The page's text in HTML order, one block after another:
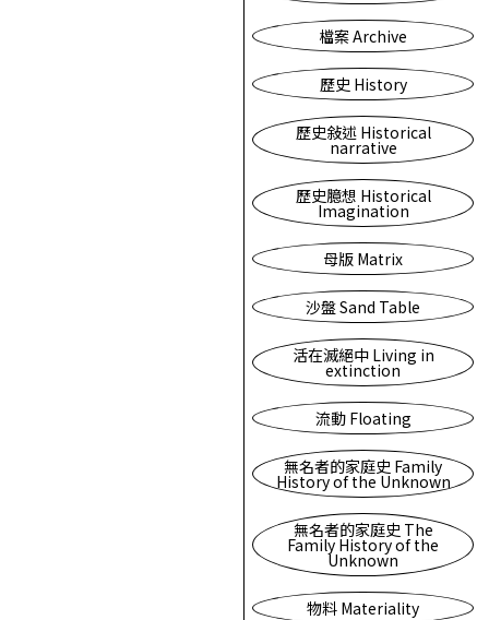
檔案 Archive
歷史 History
歷史敍述 Historical
narrative
歷史臆想 Historical
Imagination
母版 Matrix
沙盤 Sand Table
活在滅絕中 Living in
extinction
流動 Floating
無名者的家庭史 Family
History of the Unknown
無名者的家庭史 The
Family History of the
Unknown
物料 Materiality